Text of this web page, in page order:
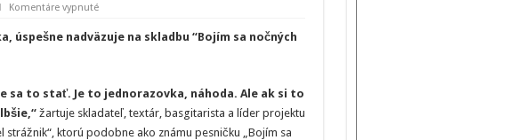
Komentáre vypnuténa
a
Peter
sily.
Výsledkom
je
„Anjel
strážnik“
nadväzuje na skladbu “Bojím sa nočných
sa to stať. Je to jednorazovka, náhoda. Ale ak si to
žartuje skladateľ, textár, basgitarista a líder projektu
ktorú podobne ako známu pesničku „Bojím sa